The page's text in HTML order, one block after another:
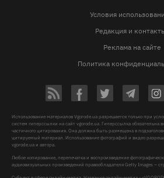
Условия
Редакция и
Реклама на сайте
Политика
Использование материалов Vgorode.ua разрешается только при
систем гиперссылки на сайт vgorode.ua. Гиперссылка обязательна
частичного цитирования. Она должна быть размещена в
цитируемый материал. Использование фотографий и видео
vgorode.ua и автора.
Любое копирование, перепечатка и воспроизведение
аудиовизуальных произведений правообладателя Getty Images –